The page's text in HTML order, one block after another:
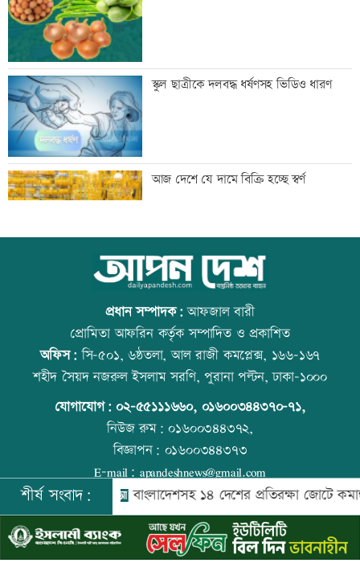
নিরাপত্তা পেলে দেশে ফিরতে চান সাকিব
সাকিবের দেশে ফেরার সুযোগ নেই: ক্রীড়া
প্রতিমন্ত্রী
শিল্পকলায় বিনামূল্যে ৬ সিনেমা দেখা যাবে
দিল্লিতে শেখ হাসিনার বক্তব্যে ভারতের সমর্থন
নেই: রণধীর জয়সওয়াল
দেশে ফিরলেন আরও ৩৪০ লিবিয়া প্রবাসী
দুর্নীতির বিরুদ্ধে কঠোর অবস্থান নিতে হবে:
স্কুল ছাত্রীকে দলবদ্ধ ধর্ষণসহ ভিডিও ধারণ
আজ দেশে যে দামে বিক্রি হচ্ছে স্বর্ণ
আজ বিশ্ব বন্ধু দিবস
প্রতিমন্ত্রীকে ঘিরে ভাইরাল ভিডিওতে ছবি
জুড়ে অপপ্রচার: এলিন
কোরআন-হাদিসে নামাজ না পড়ার শাস্তি
উত্থান-পতনের বাজারে আজ স্বর্ণের ভরি কত
প্রধান সম্পাদক:আফজাল বারী
প্রোমিতা আফরিন কর্তৃক সম্পাদিত ও প্রকাশিত
অফিস:সি-৫০১, ৬ষ্ঠতলা, আল রাজী কমপ্লেক্স, ১৬৬-১৬৭
শহীদ সৈয়দ নজরুল ইসলাম সরণি, পুরানা পল্টন, ঢাকা-১০০০
যোগাযোগ: ০২-৫৫১১১৬৬০, ০১৬০০৩৪৪৩৭০-৭১,
নিউজ রুম:০১৬০০৩৪৪৩৭২,
বিজ্ঞাপন: ০১৬০০৩৪৪৩৭৩
E-mail: apandeshnews@gmail.com
©২০২৬ |আপন দেশ ডটকমকর্তৃক সর্বসত্ব ® সংরক্ষিত | উন্নয়নে
ইমিথমেকারস.কম
শীর্ষ সংবাদ:বাংলাদেশসহ ১৪ দেশের প্রতিরক্ষা জোটে কমান্ডার